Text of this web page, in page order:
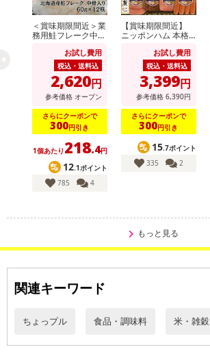
＜賞味期限間近＞業
務用鮭フレーク中骨
お試し費用
税込・送料込
2,620円
参考価格 オープン
さらにクーポンで
300円引き
1個あたり 218.4円
12.1ポイント
785
4
【賞味期限間近】
ニッポンハム 本格
お試し費用
税込・送料込
3,399円
参考価格 6,390円
さらにクーポンで
300円引き
15.7ポイント
335
2
もっと見る
関連キーワード
ちょっプル 食品・調味料 米・雑穀